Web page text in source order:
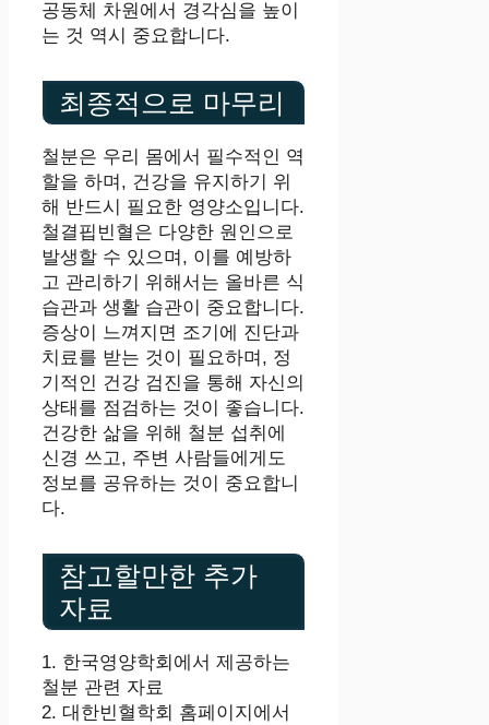
공동체 차원에서 경각심을 높이
는 것 역시 중요합니다.
최종적으로 마무리
철분은 우리 몸에서 필수적인 역
할을 하며, 건강을 유지하기 위
해 반드시 필요한 영양소입니다.
철결핍빈혈은 다양한 원인으로
발생할 수 있으며, 이를 예방하
고 관리하기 위해서는 올바른 식
습관과 생활 습관이 중요합니다.
증상이 느껴지면 조기에 진단과
치료를 받는 것이 필요하며, 정
기적인 건강 검진을 통해 자신의
상태를 점검하는 것이 좋습니다.
건강한 삶을 위해 철분 섭취에
신경 쓰고, 주변 사람들에게도
정보를 공유하는 것이 중요합니
다.
참고할만한 추가
자료
1. 한국영양학회에서 제공하는
철분 관련 자료
2. 대한빈혈학회 홈페이지에서